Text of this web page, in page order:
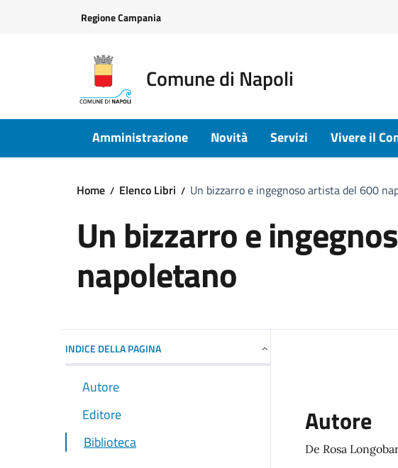
Regione Campania
Comune di Napoli
Amministrazione Novità Servizi Vivere il
Home Elenco Libri Un bizzarro e ingegnoso artista del 600
Un bizzarro e
napoletano
INDICE DELLA PAGINA
Autore
Editore
Biblioteca
Autore
De Rosa